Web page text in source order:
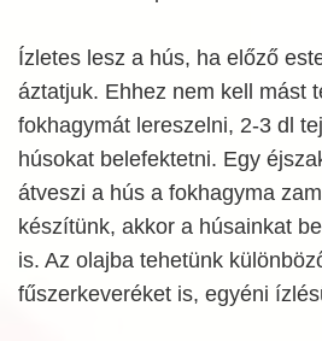
Ízletes lesz a hús, ha előző
áztatjuk. Ehhez nem kell mást
fokhagymát lereszelni, 2-3 dl
húsokat belefektetni. Egy
átveszi a hús a fokhagyma
készítünk, akkor a húsainkat
is. Az olajba tehetünk
fűszerkeveréket is, egyéni